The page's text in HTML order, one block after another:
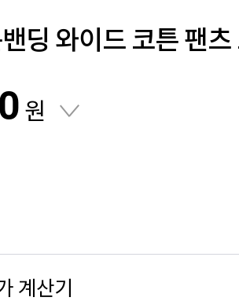
딩 와이드 코튼 팬츠
원
계산기